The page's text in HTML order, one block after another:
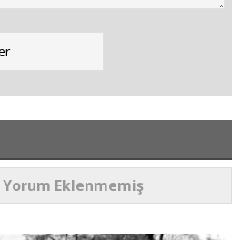
Yorum Eklenmemiş